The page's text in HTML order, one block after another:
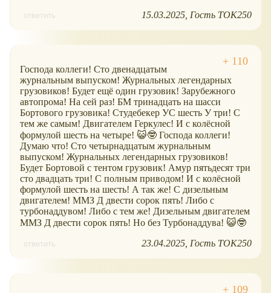
ответить 15.03.2025 Гость ТОК250
Господа коллеги! Сто двенадцатым
журнальным выпуском! Журнальных легендарных
грузовиков! Будет ещё один грузовик! Зарубежного
автопрома! На сей раз! БМ тринадцать на шасси
Бортового грузовика! Студебекер УС шесть У три! С
тем же самым! Двигателем Геркулес! И с колёсной
формулой шесть на четыре! 😺🤓 Господа коллеги!
Думаю что! Сто четырнадцатым журнальным
выпуском! Журнальных легендарных грузовиков!
Будет Бортовой с тентом грузовик! Амур пятьдесят три
сто двадцать три! С полным приводом! И с колёсной
формулой шесть на шесть! А так же! С дизельным
двигателем! ММЗ Д двести сорок пять! Либо с
турбонаддувом! Либо с тем же! Дизельным двигателем
ММЗ Д двести сорок пять! Но без Турбонаддува! 😺🤓
ответить 23.04.2025 Гость ТОК250